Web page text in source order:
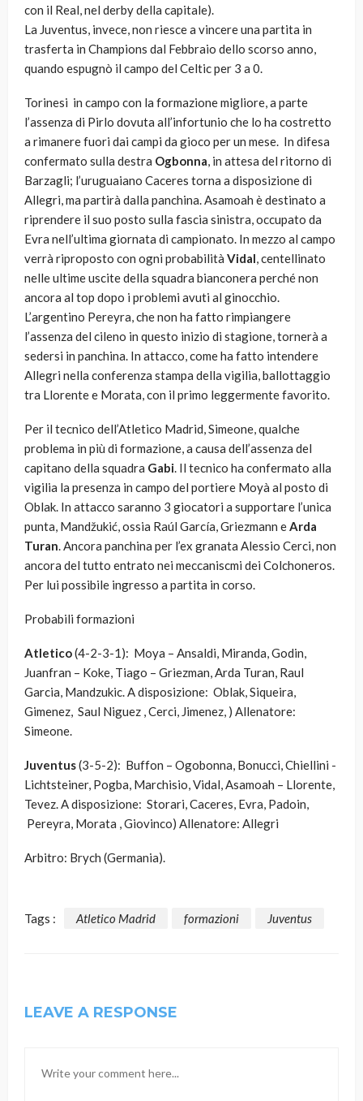
con il Real, nel derby della capitale).
La Juventus, invece, non riesce a vincere una partita in
trasferta in Champions dal Febbraio dello scorso anno,
quando espugnò il campo del Celtic per 3 a 0.
Torinesi in campo con la formazione migliore, a parte
l’assenza di Pirlo dovuta all’infortunio che lo ha costretto
a rimanere fuori dai campi da gioco per un mese. In difesa
confermato sulla destra Ogbonna, in attesa del ritorno di
Barzagli; l’uruguaiano Caceres torna a disposizione di
Allegri, ma partirà dalla panchina. Asamoah è destinato a
riprendere il suo posto sulla fascia sinistra, occupato da
Evra nell’ultima giornata di campionato. In mezzo al campo
verrà riproposto con ogni probabilità Vidal, centellinato
nelle ultime uscite della squadra bianconera perché non
ancora al top dopo i problemi avuti al ginocchio.
L’argentino Pereyra, che non ha fatto rimpiangere
l’assenza del cileno in questo inizio di stagione, tornerà a
sedersi in panchina. In attacco, come ha fatto intendere
Allegri nella conferenza stampa della vigilia, ballottaggio
tra Llorente e Morata, con il primo leggermente favorito.
Per il tecnico dell’Atletico Madrid, Simeone, qualche
problema in più di formazione, a causa dell’assenza del
capitano della squadra Gabi. Il tecnico ha confermato alla
vigilia la presenza in campo del portiere Moyà al posto di
Oblak. In attacco saranno 3 giocatori a supportare l’unica
punta, Mandžukić, ossia Raúl García, Griezmann eArda
Turan. Ancora panchina per l’ex granata Alessio Cerci, non
ancora del tutto entrato nei meccaniscmi dei Colchoneros.
Per lui possibile ingresso a partita in corso.
Probabili formazioni
Atletico(4-2-3-1): Moya – Ansaldi, Miranda, Godin,
Juanfran – Koke, Tiago – Griezman, Arda Turan, Raul
Garcia, Mandzukic. A disposizione: Oblak, Siqueira,
Gimenez, Saul Niguez , Cerci, Jimenez, ) Allenatore:
Simeone.
Juventus(3-5-2): Buffon – Ogobonna, Bonucci, Chiellini -
Lichtsteiner, Pogba, Marchisio, Vidal, Asamoah – Llorente,
Tevez. A disposizione: Storari, Caceres, Evra, Padoin,
Pereyra, Morata , Giovinco) Allenatore: Allegri
Arbitro: Brych (Germania).
Tags : Atletico Madrid formazioni Juventus
LEAVE A RESPONSE